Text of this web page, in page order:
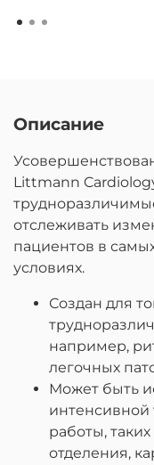
Описание
Littmann
отслеживать
пациентов в
условиях.
Создан для
например,
легочных
Может быть
интенсивной
работы,
отделения,